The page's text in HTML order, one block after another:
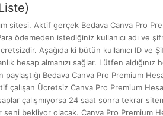
sitesi. Aktif gerçek Bedava Canva Pro
ödemeden istediğiniz kullanıcı adı ve
Aşağıda ki bütün kullanıcı ID ve
hesap almanızı sağlar. Lütfen aldığınız
Bedava Canva Pro Premium
Ücretsiz Canva Pro Premium
çalışmıyorsa 24 saat sonra tekrar
bekliyor olacak. Canva Pro Premium